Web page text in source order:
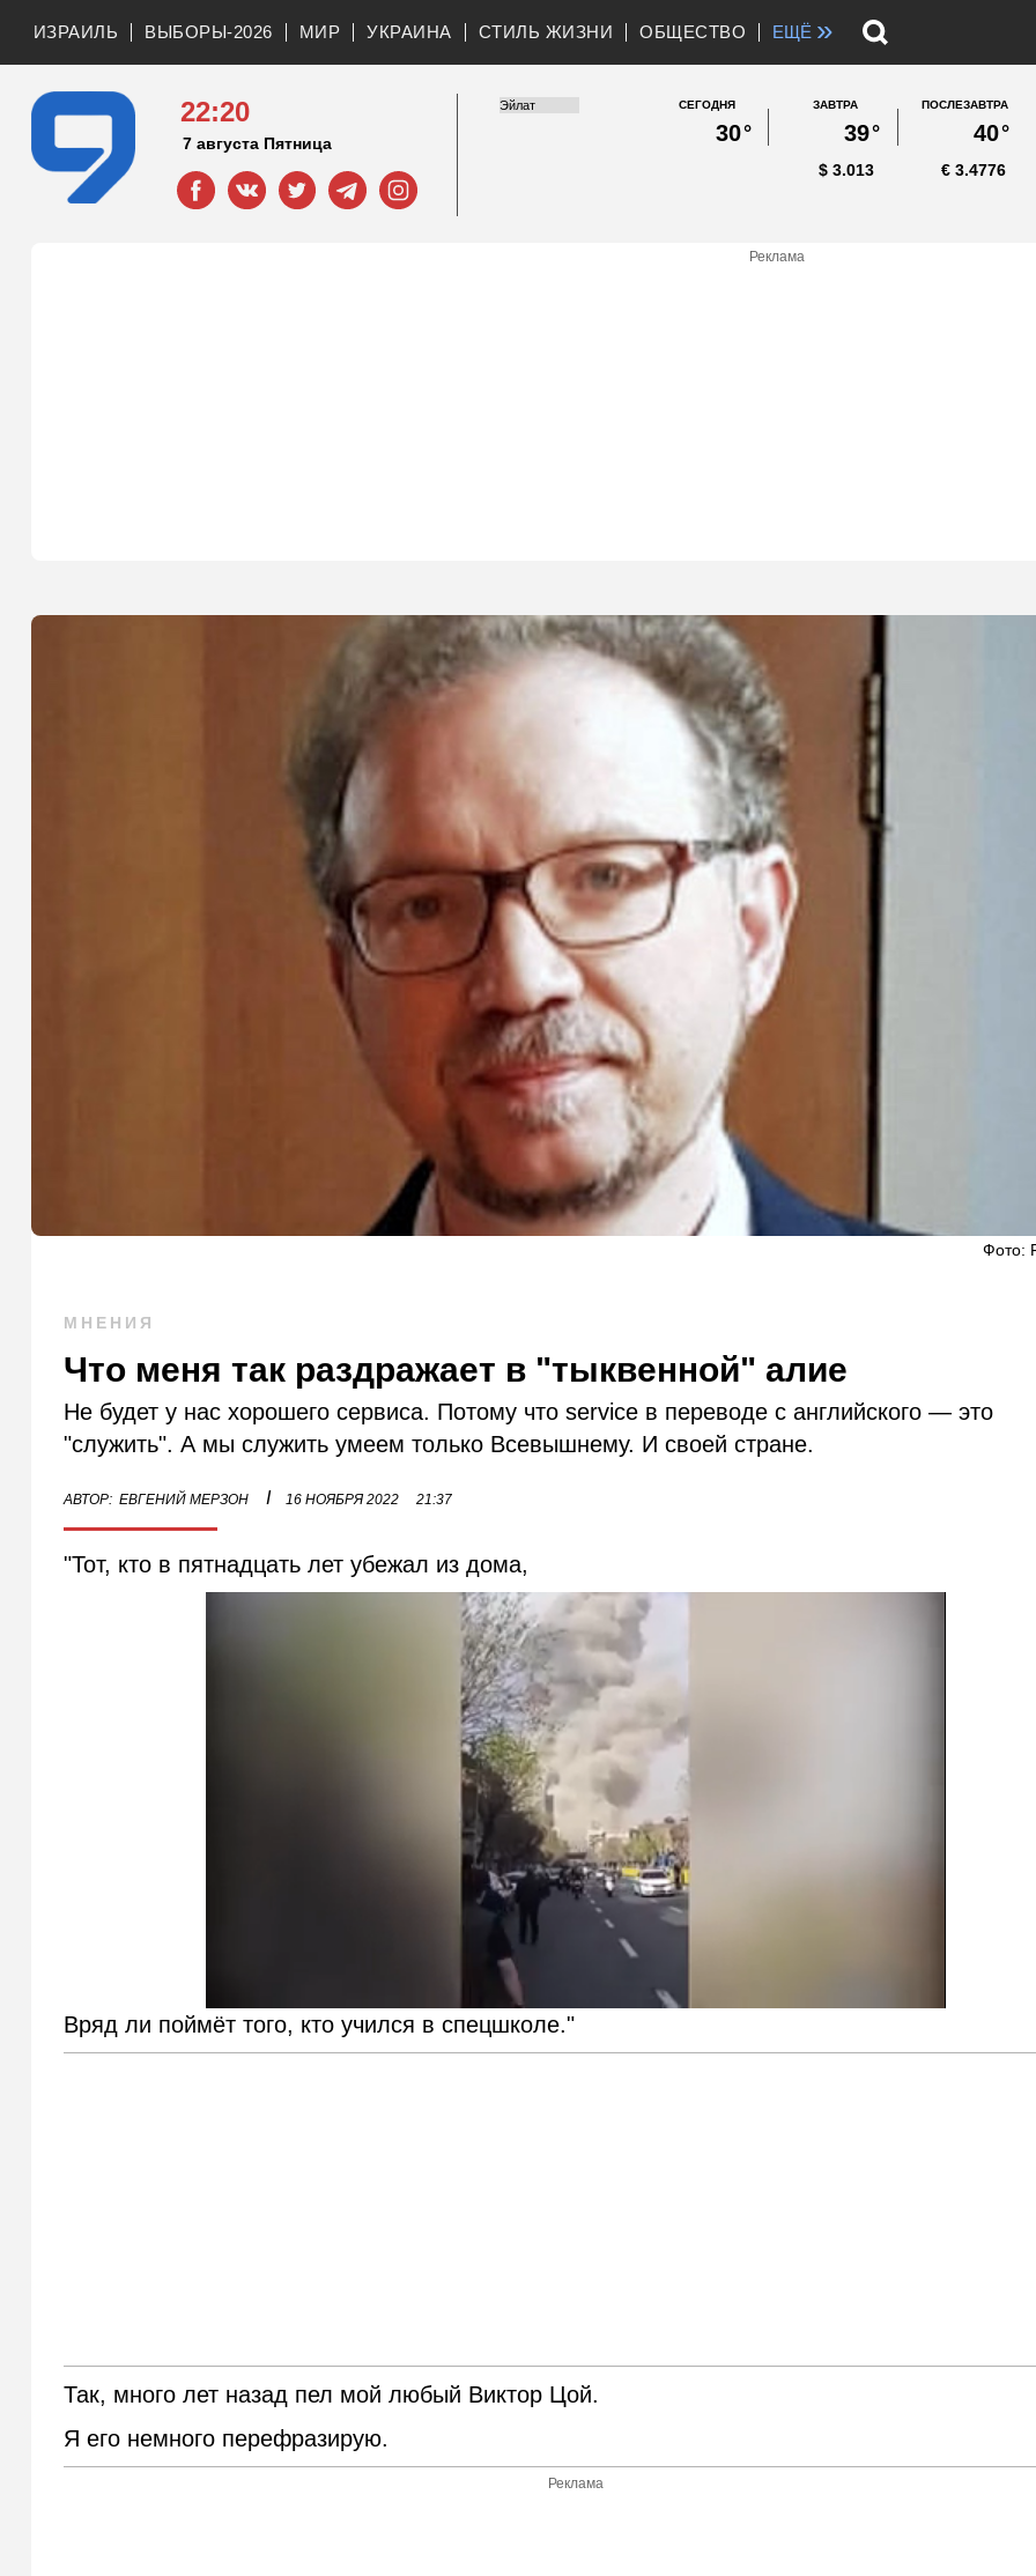
ИЗРАИЛЬ ВЫБОРЫ-2026 МИР УКРАИНА СТИЛЬ ЖИЗНИ ОБЩЕСТВО ЕЩЁ »
22:20
7 августа Пятница
СЕГОДНЯ
30°
ЗАВТРА
39°
ПОСЛЕЗАВТРА
40°
3.013
$ 3.4776
€
Реклама
Фото:
МНЕНИЯ
Что меня так раздражает в "тыквенной" алие
Не будет у нас хорошего сервиса. Потому что service в переводе с английского — это
"служить". А мы служить умеем только Всевышнему. И своей стране.
АВТОР: ЕВГЕНИЙ МЕРЗОН I 16 НОЯБРЯ 2022 21:37
"Тот, кто в пятнадцать лет убежал из дома,
Вряд ли поймёт того, кто учился в спецшколе."
Так, много лет назад пел мой любый Виктор Цой.
Я его немного перефразирую.
Реклама